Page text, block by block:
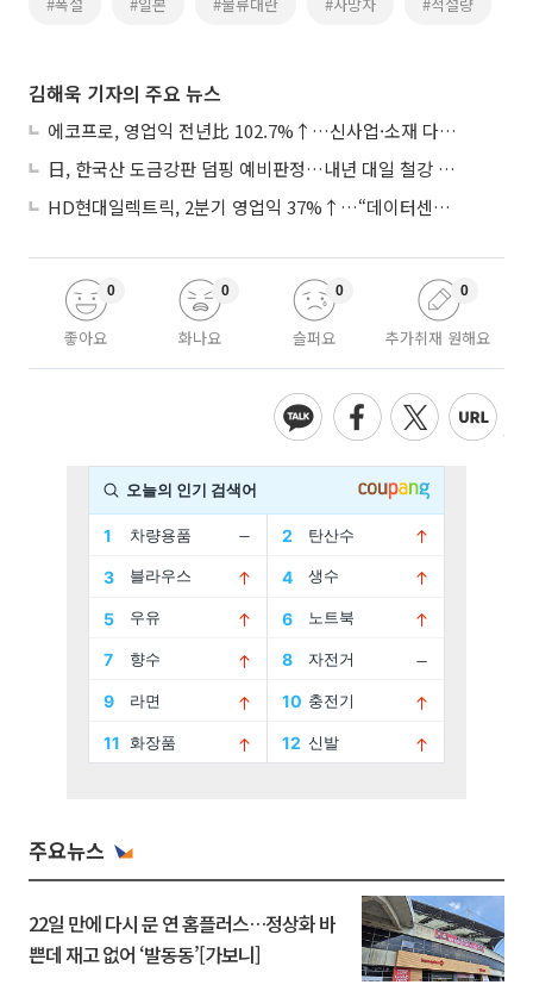
김해욱 기자의 주요 뉴스
에코프로, 영업익 전년比 102.7%↑…신사업·소재 다각화 박차
日, 한국산 도금강판 덤핑 예비판정…내년 대일 철강 수출 ‘빨간불’
HD현대일렉트릭, 2분기 영업익 37%↑…“데이터센터 사업, 새로운 성장 축”
좋아요
0
화나요
0
슬퍼요
0
추가취재 원해요
0
주요뉴스
22일 만에 다시 문 연 홈플러스…정상화 바
쁜데 재고 없어 ‘발동동’[가보니]